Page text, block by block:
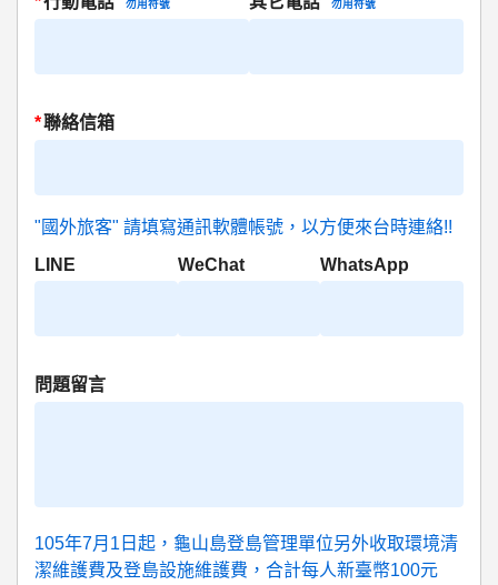
勿用符號 勿用符號
*聯絡信箱
"國外旅客" 請填寫通訊軟體帳號，以方便來台時連絡!!
LINE
WeChat WhatsApp
問題留言
105年7月1日起，龜山島登島管理單位另外收取環境清
潔維護費及登島設施維護費，合計每人新臺幣100元